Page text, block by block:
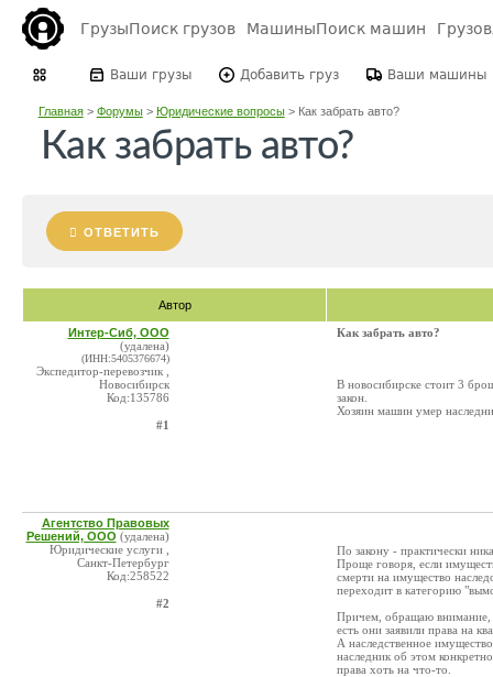
ГрузыПоиск грузов МашиныПоиск машин
Ваши грузы Добавить груз Ваши машины
Главная> Форумы> Юридические вопросы> Как забрать авто?
Как забрать авто?
ОТВЕТИТЬ
Автор
Интер-Сиб, ООО
(удалена)
(ИНН:5405376674)
Экспедитор-перевозчик ,
Новосибирск
Код:135786
#1
Как забрать авто?
В новосибирске стоит 3
закон.
Хозяин машин умер
Агентство Правовых
Решений, ООО (удалена)
Юридические услуги ,
Санкт-Петербург
Код:258522
#2
По закону - практически
Проще говоря, если
смерти на имущество
переходит в категорию
Причем, обращаю внимание,
есть они заявили права на
А наследственное
наследник об этом
права хоть на что-то.